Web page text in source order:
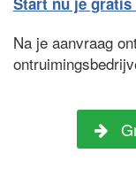
Na je aanvraag